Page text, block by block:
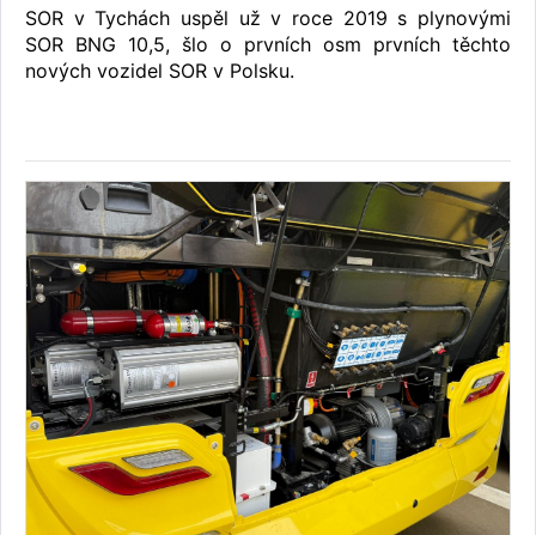
SOR v Tychách uspěl už v roce 2019 s plynovými
SOR BNG 10,5, šlo o prvních osm prvních těchto
nových vozidel SOR v Polsku.